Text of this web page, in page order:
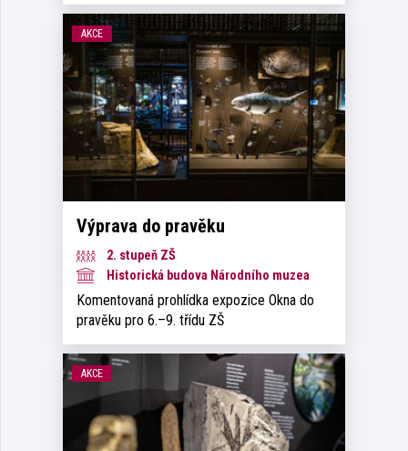
AKCE
Výprava do pravěku
2. stupeň ZŠ
Historická budova Národního muzea
Komentovaná prohlídka expozice Okna do
pravěku pro 6.–9. třídu ZŠ
AKCE